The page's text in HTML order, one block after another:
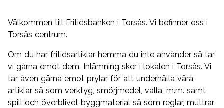
Välkommen till Fritidsbanken i Torsås. Vi befinner oss i
Torsås centrum.
Om du har fritidsartiklar hemma du inte använder så tar
vi gärna emot dem. Inlämning sker i lokalen i Torsås. Vi
tar även gärna emot prylar för att underhålla våra
artiklar så som verktyg, smörjmedel, valla, m.m. samt
spill och överblivet byggmaterial så som reglar, muttrar,